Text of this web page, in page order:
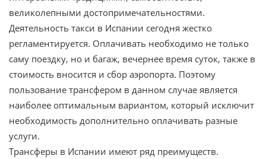
великолепными достопримечательностями.
Деятельность такси в Испании сегодня жестко
регламентируется. Оплачивать необходимо не только
саму поездку, но и багаж, вечернее время суток, также в
стоимость вносится и сбор аэропорта. Поэтому
пользование трансфером в данном случае является
наиболее оптимальным вариантом, который исключит
необходимость дополнительно оплачивать разные
услуги.
Трансферы в Испании имеют ряд преимуществ.